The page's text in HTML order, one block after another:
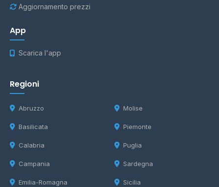
Aggiornamento prezzi
App
Scarica l'app
Regioni
Abruzzo
Basilicata
Calabria
Campania
Emilia-Romagna
Molise
Piemonte
Puglia
Sardegna
Sicilia